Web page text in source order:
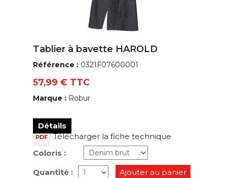
Tablier à bavette HAROLD
Référence : 0321F07600001
57,99 € TTC
Marque : Robur
Détails
PDF
Télécharger la fiche technique
Coloris :
Quantité : Ajouter au panier